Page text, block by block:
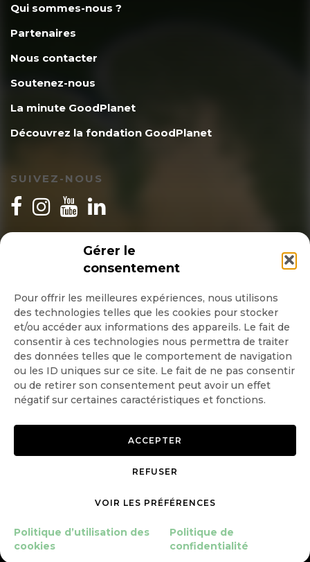
Gérer le
consentement
Pour offrir les meilleures expériences, nous utilisons
des technologies telles que les cookies pour stocker
et/ou accéder aux informations des appareils. Le fait de
consentir à ces technologies nous permettra de traiter
des données telles que le comportement de navigation
ou les ID uniques sur ce site. Le fait de ne pas consentir
ou de retirer son consentement peut avoir un effet
négatif sur certaines caractéristiques et fonctions.
ACCEPTER
REFUSER
VOIR LES PRÉFÉRENCES
Politique d’utilisation des
cookies
Politique de
confidentialité
Qui sommes-nous ?
Partenaires
Nous contacter
Soutenez-nous
La minute GoodPlanet
Découvrez la fondation GoodPlanet
SUIVEZ-NOUS
INSCRIPTION NEWSLETTER
Quotidienne
Hebdo
OK
Politique de confidentialité
Gérer le consentement